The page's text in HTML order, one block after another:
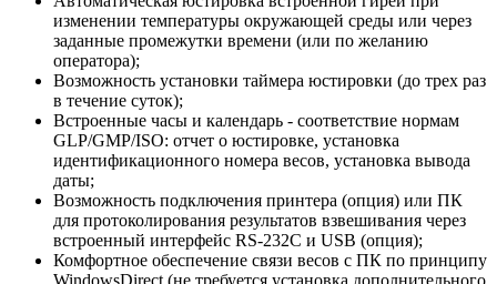
изменении температуры окружающей среды или через
заданные промежутки времени (или по желанию
оператора);
Возможность установки таймера юстировки (до трех раз
в течение суток);
Встроенные часы и календарь - соответствие нормам
GLP/GMP/ISO: отчет о юстировке, установка
идентификационного номера весов, установка вывода
даты;
Возможность подключения принтера (опция) или ПК
для протоколирования результатов взвешивания через
встроенный интерфейс RS-232C и USB (опция);
Комфортное обеспечение связи весов с ПК по принципу
WindowsDirect (не требуется установка дополнительного